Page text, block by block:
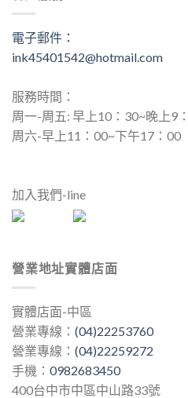
電子郵件：
ink45401542@hotmail.com
服務時間：
周一-周五: 早上10：30~晚上9
周六-早上11：00~下午17：00
加入我們-line
營業地址實體店面
實體店面-中區
營業專線： (04)22253760
營業專線： (04)22259272
手機： 0982683450
400台中市中區中山路33號